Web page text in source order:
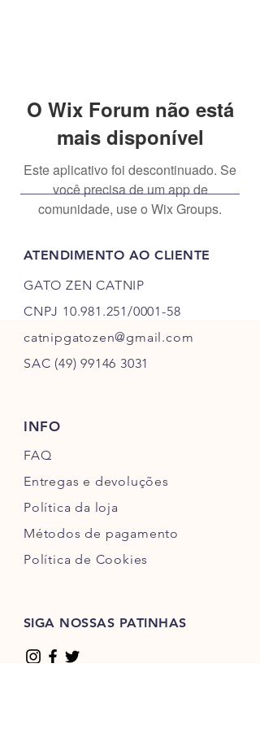
O Wix Forum não está
mais disponível
Este aplicativo foi descontinuado. Se
você precisa de um app de
comunidade, use o Wix Groups.
ATENDIMENTO AO CLIENTE
GATO ZEN CATNIP
CNPJ 10.981.251/0001-58
catnipgatozen@gmail.com
SAC (49) 99146 3031
INFO
FAQ
Entregas e devoluções
Política da loja
Métodos de pagamento
Política de Cookies
SIGA NOSSAS PATINHAS